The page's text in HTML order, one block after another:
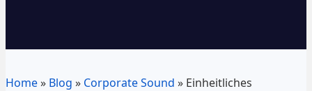
Home» Blog » Corporate Sound » Einheitliches